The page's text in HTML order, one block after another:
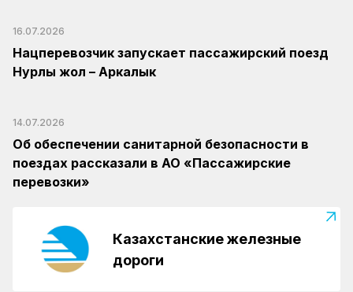
16.07.2026
Нацперевозчик запускает пассажирский поезд
Нурлы жол – Аркалык
14.07.2026
Об обеспечении санитарной безопасности в
поездах рассказали в АО «Пассажирские
перевозки»
Казахстанские железные
дороги